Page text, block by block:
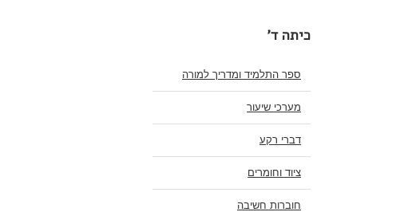
כיתה ד'
ספר התלמיד ומדריך למורה
מערכי שיעור
דברי רקע
ציוד וחומרים
חוברות חשיבה